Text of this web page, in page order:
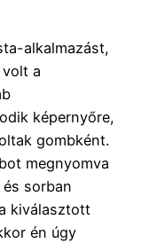
alkalmazást,
a
képernyőre,
gombként.
megnyomva
sorban
kiválasztott
én úgy